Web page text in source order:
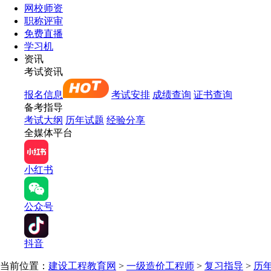
网校师资
职称评审
免费直播
学习机
资讯
考试资讯
报名信息 考试安排 成绩查询 证书查询
备考指导
考试大纲 历年试题 经验分享
全媒体平台
小红书
公众号
抖音
当前位置： 建设工程教育网 > 一级造价工程师 > 复习指导 > 历